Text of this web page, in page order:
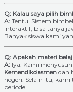
Q: Kalau saya pilih
A: Tentu. Sistem
Interaktif, bisa tanya
Banyak siswa kami
Q: Apakah materi
A: Iya. Kami
Kemendikdasmen dan
negeri. Selain itu,
periode.